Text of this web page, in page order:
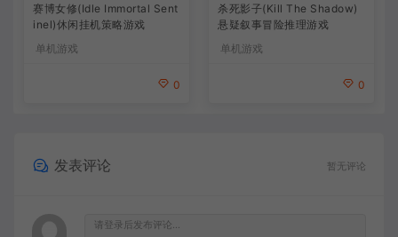
赛博女修(Idle Immortal Sent
inel)休闲挂机策略游戏
单机游戏
0
杀死影子(Kill The Shadow)
悬疑叙事冒险推理游戏
单机游戏
0
发表评论 暂无评论